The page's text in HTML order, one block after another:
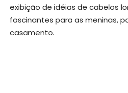
exibição de idéias de cabelos
fascinantes para as meninas,
casamento.